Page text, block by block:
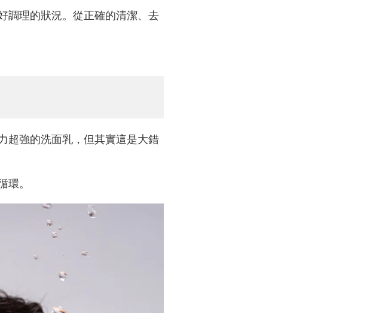
調理的狀況。從正確的清潔、去
超強的洗面乳，但其實這是大錯
。